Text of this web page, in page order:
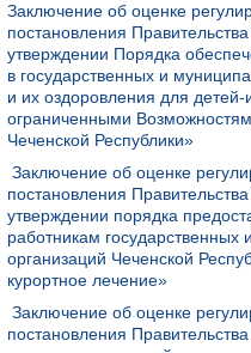
Заключение об оценке
постановления
утверждении Порядка
в государственных и
и их оздоровления для
ограниченными
Чеченской Республики»
Заключение об оценке
постановления
утверждении порядка
работникам
организаций Чеченской
курортное лечение»
Заключение об оценке
постановления